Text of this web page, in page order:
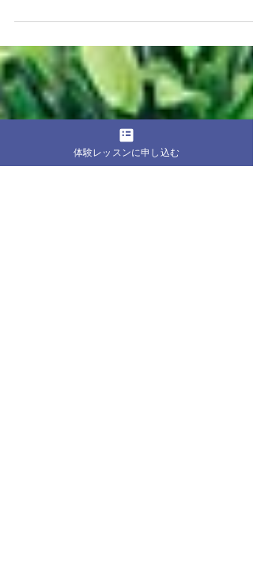
参加いただき 誠にありがとうございます。 先
日の記事でもご案内いたしましたが 全国に緊
事態せんげんが発令されました。 それに伴い
記の期間におきまして、レッスン休業といた
体験レッスンに申し込む